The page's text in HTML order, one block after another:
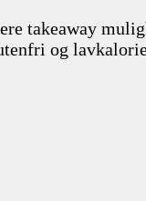
takeaway
og